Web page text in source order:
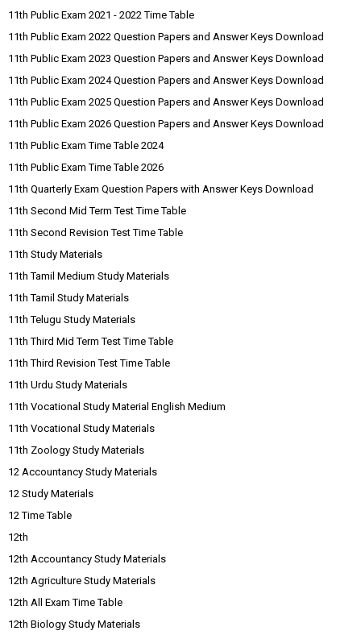
11th Public Exam 2021 - 2022 Time Table
11th Public Exam 2022 Question Papers and Answer Keys Download
11th Public Exam 2023 Question Papers and Answer Keys Download
11th Public Exam 2024 Question Papers and Answer Keys Download
11th Public Exam 2025 Question Papers and Answer Keys Download
11th Public Exam 2026 Question Papers and Answer Keys Download
11th Public Exam Time Table 2024
11th Public Exam Time Table 2026
11th Quarterly Exam Question Papers with Answer Keys Download
11th Second Mid Term Test Time Table
11th Second Revision Test Time Table
11th Study Materials
11th Tamil Medium Study Materials
11th Tamil Study Materials
11th Telugu Study Materials
11th Third Mid Term Test Time Table
11th Third Revision Test Time Table
11th Urdu Study Materials
11th Vocational Study Material English Medium
11th Vocational Study Materials
11th Zoology Study Materials
12 Accountancy Study Materials
12 Study Materials
12 Time Table
12th
12th Accountancy Study Materials
12th Agriculture Study Materials
12th All Exam Time Table
12th Biology Study Materials